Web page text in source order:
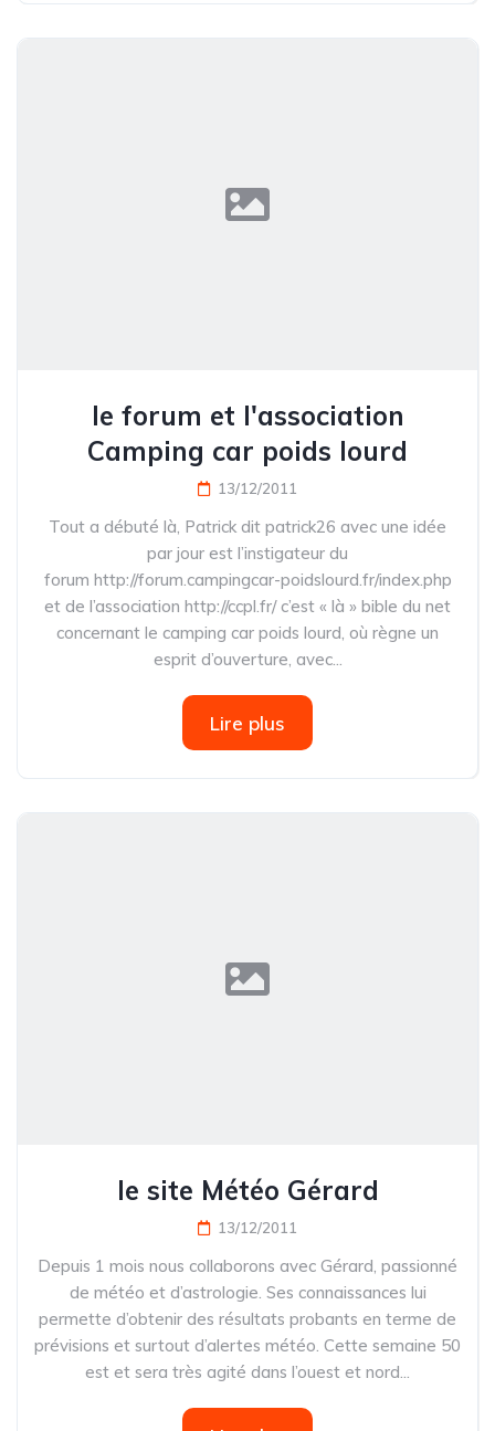
le forum et l'association
Camping car poids lourd
13/12/2011
Tout a débuté là, Patrick dit patrick26 avec une idée
par jour est l’instigateur du
forum http://forum.campingcar-poidslourd.fr/index.php
et de l’association http://ccpl.fr/ c’est « là » bible du net
concernant le camping car poids lourd, où règne un
esprit d’ouverture, avec...
Lire plus
le site Météo Gérard
13/12/2011
Depuis 1 mois nous collaborons avec Gérard, passionné
de météo et d’astrologie. Ses connaissances lui
permette d’obtenir des résultats probants en terme de
prévisions et surtout d’alertes météo. Cette semaine 50
est et sera très agité dans l’ouest et nord...